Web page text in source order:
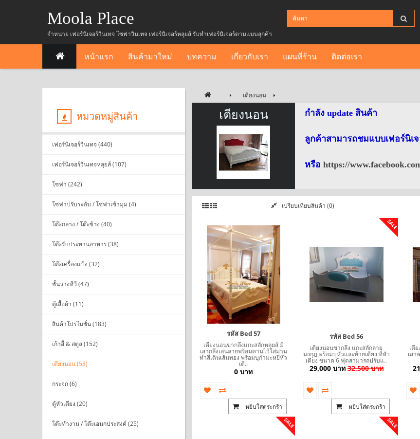
Moola Place
จำหน่าย เฟอร์นิเจอร์วินเทจ โซฟาวินเทจ เฟอร์นิเจอร์หลุยส์ รับทำเฟอร์นิเจอร์ตามแบบลุกค้า
หน้าแรก สินค้ามาใหม่ บทความ เกี่ยวกับเรา แผนที่ร้าน ติดต่อเรา
เตียงนอน
หมวดหมู่สินค้า
เฟอร์นิเจอร์วินเทจ (440)
เฟอร์นิเจอร์วินเทจหลุยส์ (107)
โซฟา (242)
โซฟาปรับระดับ / โซฟาเข้ามุม (4)
โต๊ะกลาง / โต๊ะข้าง (40)
โต๊ะรับประทานอาหาร (38)
โต๊ะเครื่องแป้ง (32)
ชั้นวางทีวี (47)
ตู้เสื้อผ้า (11)
สินค้าโปรโมชั่น (183)
เก้าอี้ & สตูล (152)
เตียงนอน (58)
กระจก (6)
ตู้หัวเตียง (20)
โต๊ะทำงาน / โต๊ะเอนกประสงค์ (25)
เตียงนอน กำลัง update สินค้า
ลูกค้าสามารถชมแบบเฟอร์นิเ
หรือhttps://
เปรียบเทียบสินค้า (0)
รหัส Bed 57
เตียงนอนขากลึงแกะสลักหลุยส์ มี
เสากลึงเล่นลายพร้อมคานไว้ใส่ม่าน
ทำสีเดินเส้นทอง พร้อมบุกำมะหยี่หัว
เตี..
0 บาท
หยิบใส่ตระกร้า
SALE
รหัส Bed 56
เตียงนอนขากลึง แกะสลักลาย
มงกุฎ พร้อมบุหัวและท้ายเตียง ที่หัว
เตียง ขนาด 6 ฟุตสามารถปรับแ..
29,000 บาท 32,500 บาท
หยิบใส่ตระกร้า
เตี
เสา
SALE SALE